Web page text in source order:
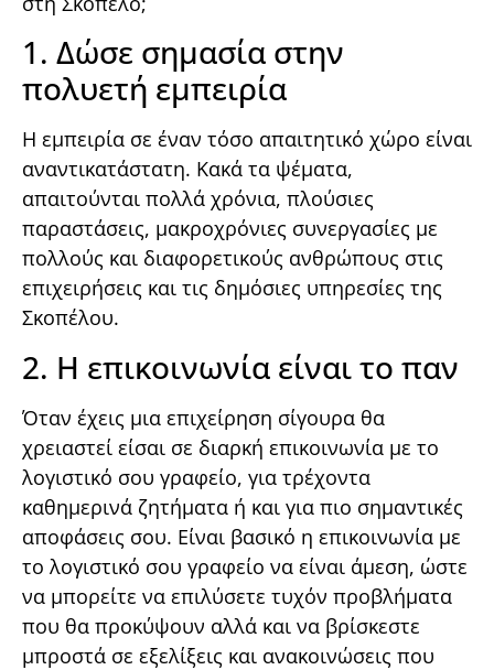
1. Δώσε σημασία στην
πολυετή εμπειρία
Η εμπειρία σε έναν τόσο απαιτητικό χώρο είναι
αναντικατάστατη. Κακά τα ψέματα,
απαιτούνται πολλά χρόνια, πλούσιες
παραστάσεις, μακροχρόνιες συνεργασίες με
πολλούς και διαφορετικούς ανθρώπους στις
επιχειρήσεις και τις δημόσιες υπηρεσίες της
Σκοπέλου.
2. Η επικοινωνία είναι το παν
Όταν έχεις μια επιχείρηση σίγουρα θα
χρειαστεί είσαι σε διαρκή επικοινωνία με το
λογιστικό σου γραφείο, για τρέχοντα
καθημερινά ζητήματα ή και για πιο σημαντικές
αποφάσεις σου. Είναι βασικό η επικοινωνία με
το λογιστικό σου γραφείο να είναι άμεση, ώστε
να μπορείτε να επιλύσετε τυχόν προβλήματα
που θα προκύψουν αλλά και να βρίσκεστε
μπροστά σε εξελίξεις και ανακοινώσεις που